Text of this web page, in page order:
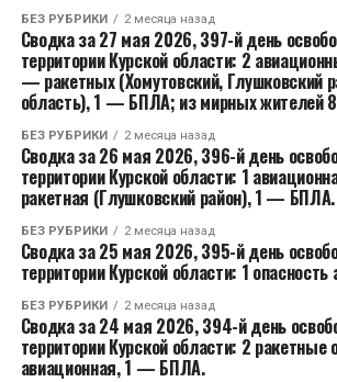
БЕЗ РУБРИКИ 2 месяца назад
Сводка за 27 мая 2026, 397-й день
территории Курской области: 2
— ракетных (Хомутовский, Глушковский
область), 1 — БПЛА; из мирных жителей
БЕЗ РУБРИКИ 2 месяца назад
Сводка за 26 мая 2026, 396-й день
территории Курской области: 1
ракетная (Глушковский район), 1 — БПЛА.
БЕЗ РУБРИКИ 2 месяца назад
Сводка за 25 мая 2026, 395-й день
территории Курской области: 1
БЕЗ РУБРИКИ 2 месяца назад
Сводка за 24 мая 2026, 394-й день
территории Курской области: 2
авиационная, 1 — БПЛА.